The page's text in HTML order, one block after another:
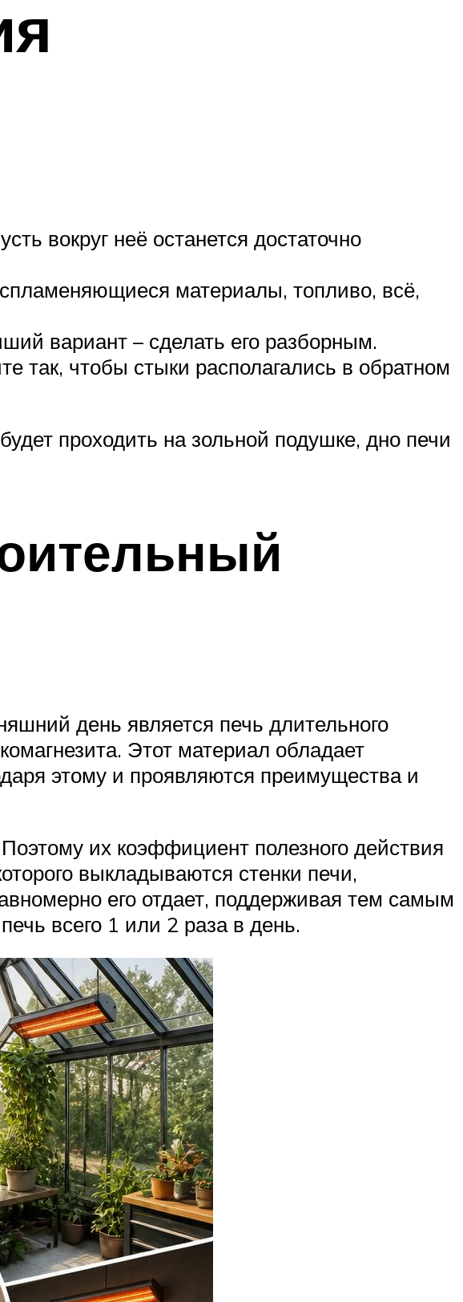
вокруг неё останется достаточно
материалы, топливо, всё,
вариант – сделать его разборным.
так, чтобы стыки располагались в обратном
проходить на зольной подушке, дно печи
день является печь длительного
Этот материал обладает
этому и проявляются преимущества и
их коэффициент полезного действия
выкладываются стенки печи,
его отдает, поддерживая тем самым
всего 1 или 2 раза в день.